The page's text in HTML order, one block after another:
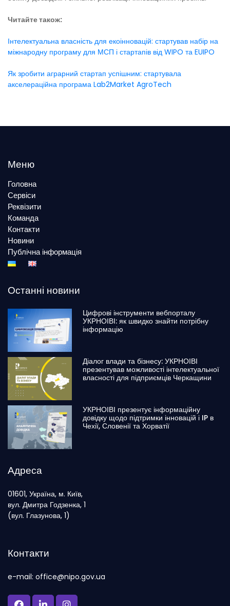
Читайте також:
Інтелектуальна власність для екоінновацій: стартував набір на
міжнародну програму для МСП і стартапів від WIPO та EUIPO
Як зробити аграрний стартап успішним: стартувала
акселераційна програма Lab2Market AgroTech
Меню
Головна
Сервіси
Реквізити
Команда
Контакти
Новини
Публічна інформація
Останні новини
Цифрові інструменти вебпорталу
УКРНОІВІ: як швидко знайти потрібну
інформацію
Діалог влади та бізнесу: УКРНОІВІ
презентував можливості інтелектуальної
власності для підприємців Черкащини
УКРНОІВІ презентує інформаційну
довідку щодо підтримки інновацій і IP в
Чехії, Словенії та Хорватії
Адреса
01601, Україна, м. Київ,
вул. Дмитра Годзенка, 1
(вул. Глазунова, 1)
Контакти
e-mail: office@nipo.gov.ua